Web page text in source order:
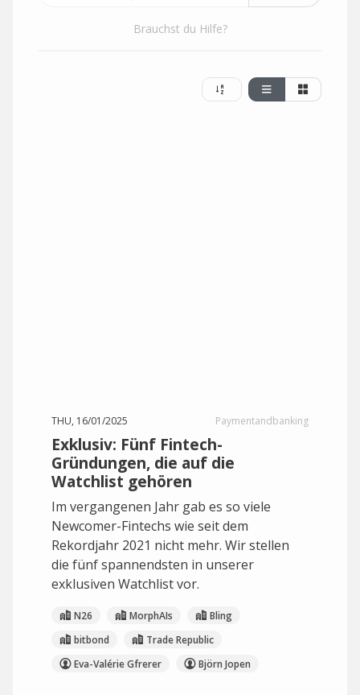
Brauchst du Hilfe?
THU, 16/01/2025 Paymentandbanking
Exklusiv: Fünf Fintech-
Gründungen, die auf die
Watchlist gehören
Im vergangenen Jahr gab es so viele
Newcomer-Fintechs wie seit dem
Rekordjahr 2021 nicht mehr. Wir stellen
die fünf spannendsten in unserer
exklusiven Watchlist vor.
N26 MorphAIs
Bling
bitbond
Trade Republic
Eva-Valérie Gfrerer
Björn Jopen